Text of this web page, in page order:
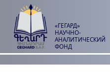
«ГЕГАРД»
НАУЧНО-
ФОНД